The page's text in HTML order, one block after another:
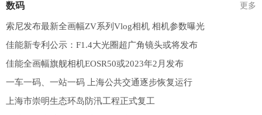
数码 更多
索尼发布最新全画幅ZV系列Vlog相机 相机参数曝光
佳能新专利公示：F1.4大光圈超广角镜头或将发布
佳能全画幅旗舰相机EOSR50或2023年2月发布
一车一码、一站一码 上海公共交通逐步恢复运行
上海市崇明生态环岛防汛工程正式复工